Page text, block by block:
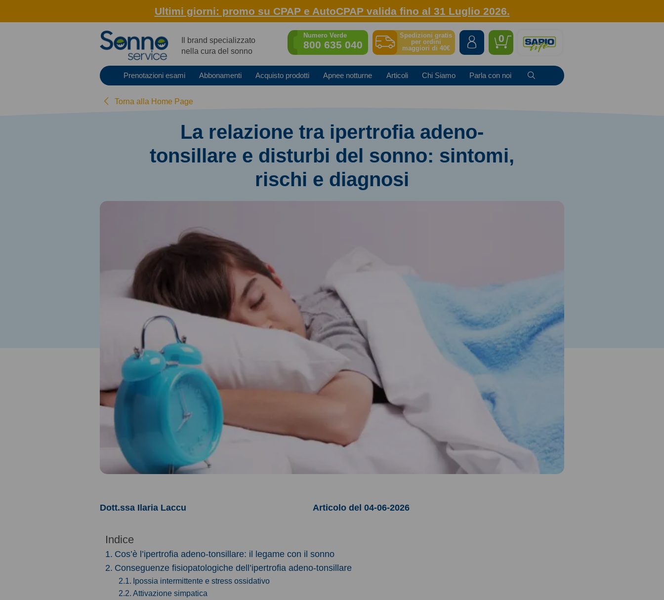
Ultimi giorni: promo su CPAP e AutoCPAP valida fino al 31 Luglio 2026.
Il brand specializzato
nella cura del sonno
Numero Verde
800 635 040
Spedizioni gratis
per ordini
maggiori di 40€
0
Prenotazioni esami Abbonamenti Acquisto prodotti Apnee notturne Articoli Chi Siamo Parla con noi
Torna alla Home Page
La relazione tra ipertrofia adeno-
tonsillare e disturbi del sonno: sintomi,
rischi e diagnosi
Dott.ssa Ilaria Laccu Articolo del 04-06-2026
Indice
Cos’è l’ipertrofia adeno-tonsillare: il legame con il sonno
Conseguenze fisiopatologiche dell’ipertrofia adeno-tonsillare
Ipossia intermittente e stress ossidativo
Attivazione simpatica